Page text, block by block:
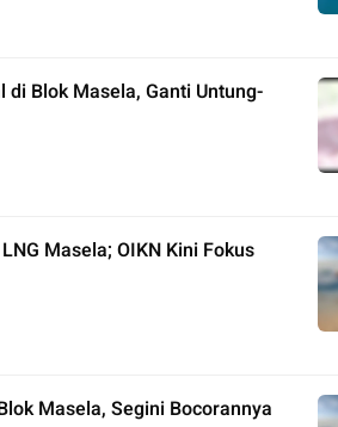
Blok Masela, Ganti Untung-
Masela; OIKN Kini Fokus
Masela, Segini Bocorannya